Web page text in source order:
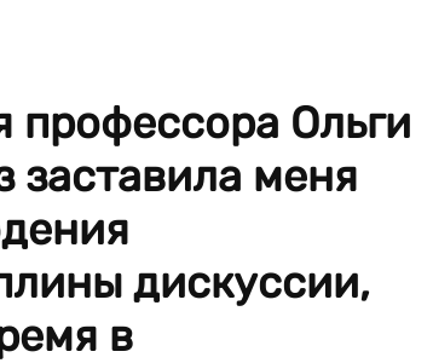
профессора Ольги
заставила меня
дискуссии,
в